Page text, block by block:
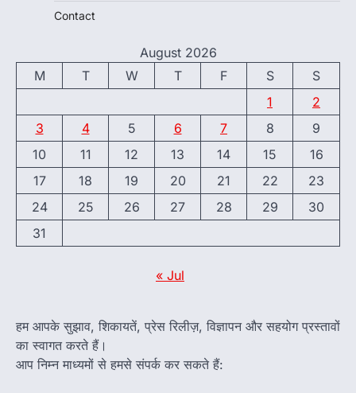
Contact
August 2026
M
T W T F S
S
1
2
3
4 5 6 7 8
9
10
11 12 13 14 15
16
17
18 19 20 21 22
23
24
25 26 27 28 29
30
31
« Jul
हम आपके सुझाव, शिकायतें, प्रेस रिलीज़, विज्ञापन और सहयोग प्रस्तावों
का स्वागत करते हैं।
आप निम्न माध्यमों से हमसे संपर्क कर सकते हैं: